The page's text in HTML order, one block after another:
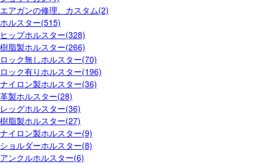
エアガンの修理、カスタム(2)
ホルスター(515)
ヒップホルスター(328)
樹脂製ホルスター(266)
ロック無しホルスター(70)
ロック有りホルスター(196)
ナイロン製ホルスター(36)
革製ホルスター(28)
レッグホルスター(36)
樹脂製ホルスター(27)
ナイロン製ホルスター(9)
ショルダーホルスター(8)
アンクルホルスター(6)